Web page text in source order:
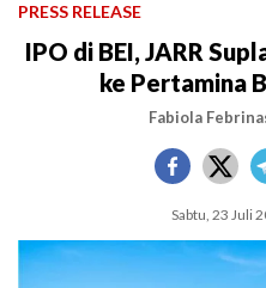
PRESS RELEASE
IPO di BEI, JARR
ke Pertamina
Fabiola
Sabtu, 23 Juli